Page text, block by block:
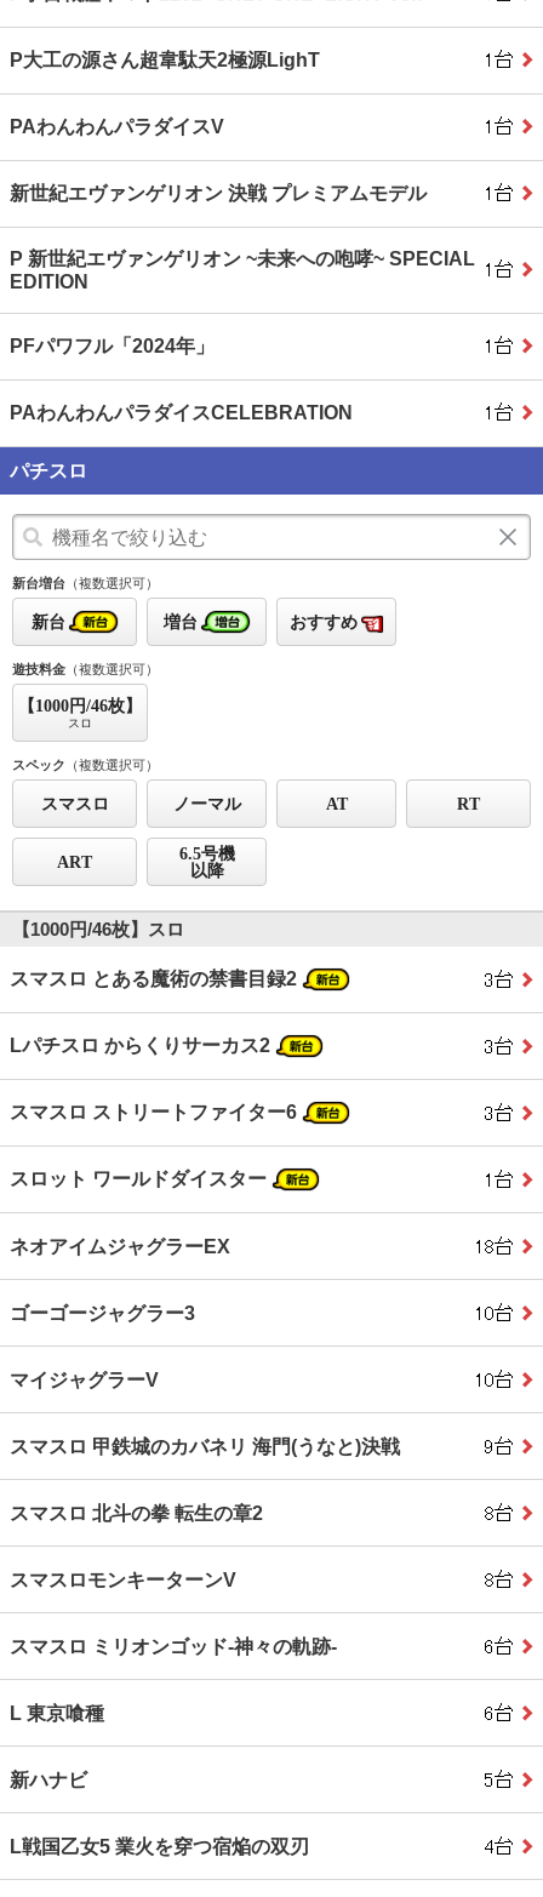
P大工の源さん超韋駄天2極源LighT
PAわんわんパラダイスV
新世紀エヴァンゲリオン 決戦 プレミアムモデル
P 新世紀エヴァンゲリオン ~未来への咆哮~ SPECIAL
EDITION
PFパワフル「2024年」
PAわんわんパラダイスCELEBRATION
パチスロ
新台増台 （複数選択可）
新台 増台 おすすめ
遊技料金 （複数選択可）
【1000円/46枚】
スロ
スペック （複数選択可）
スマスロ ノーマル AT RT
ART
6.5号機
以降
【1000円/46枚】スロ
スマスロ とある魔術の禁書目録2
Lパチスロ からくりサーカス2
スマスロ ストリートファイター6
スロット ワールドダイスター
ネオアイムジャグラーEX
ゴーゴージャグラー3
マイジャグラーV
スマスロ 甲鉄城のカバネリ 海門(うなと)決戦
スマスロ 北斗の拳 転生の章2
スマスロモンキーターンV
スマスロ ミリオンゴッド‐神々の軌跡‐
L 東京喰種
新ハナビ
L戦国乙女5 業火を穿つ宿焔の双刃